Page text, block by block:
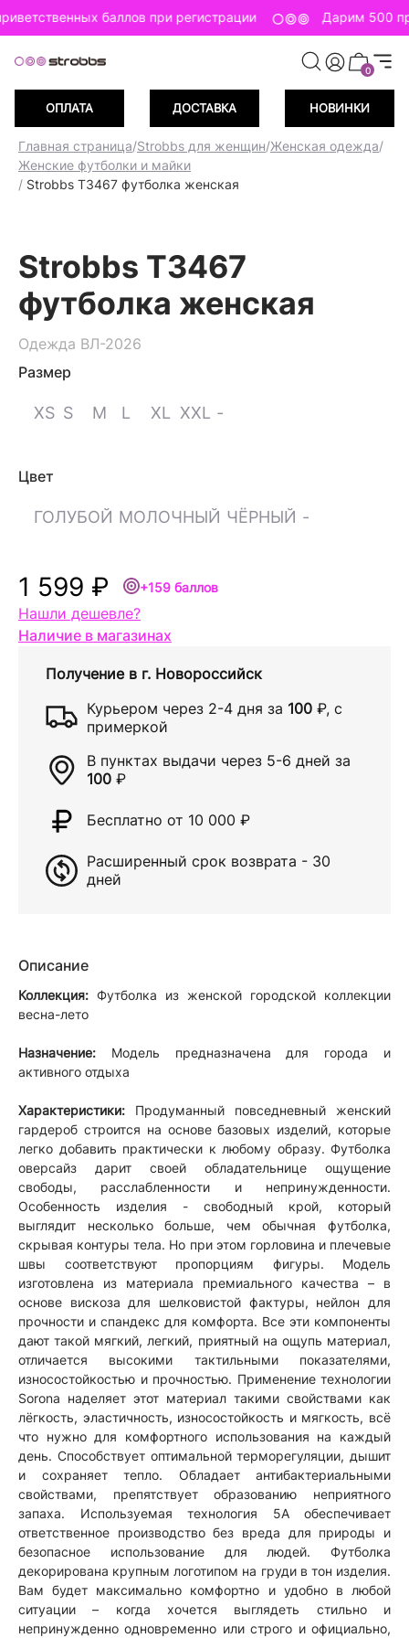
баллов при регистрации Дарим 500
0
ОПЛАТА ДОСТАВКА НОВИНКИ
Главная страница/Strobbs для женщин/Женская одежда/
Женские футболки и майки
/ Strobbs T3467 футболка женская
Strobbs T3467
футболка женская
Одежда ВЛ-2026
Размер
XS S M L XL XXL -
Цвет
ГОЛУБОЙ МОЛОЧНЫЙ ЧЁРНЫЙ -
1 599 ₽ +159 баллов
Нашли дешевле?
Наличие в магазинах
Получение в г. Новороссийск
Курьером через 2-4 дня за 100 ₽, с
примеркой
В пунктах выдачи через 5-6 дней за
100 ₽
Бесплатно от 10 000 ₽
Расширенный срок возврата - 30
дней
Описание
Коллекция: Футболка из женской городской коллекции
весна-лето
Назначение: Модель предназначена для города и
активного отдыха
Характеристики: Продуманный повседневный женский
гардероб строится на основе базовых изделий, которые
легко добавить практически к любому образу. Футболка
оверсайз дарит своей обладательнице ощущение
свободы, расслабленности и непринужденности.
Особенность изделия - свободный крой, который
выглядит несколько больше, чем обычная футболка,
скрывая контуры тела. Но при этом горловина и плечевые
швы соответствуют пропорциям фигуры. Модель
изготовлена из материала премиального качества – в
основе вискоза для шелковистой фактуры, нейлон для
прочности и спандекс для комфорта. Все эти компоненты
дают такой мягкий, легкий, приятный на ощупь материал,
отличается высокими тактильными показателями,
износостойкостью и прочностью. Применение технологии
Sorona наделяет этот материал такими свойствами как
лёгкость, эластичность, износостойкость и мягкость, всё
что нужно для комфортного использования на каждый
день. Способствует оптимальной терморегуляции, дышит
и сохраняет тепло. Обладает антибактериальными
свойствами, препятствует образованию неприятного
запаха. Используемая технология 5А обеспечивает
ответственное производство без вреда для природы и
безопасное использование для людей. Футболка
декорирована крупным логотипом на груди в тон изделия.
Вам будет максимально комфортно и удобно в любой
ситуации – когда хочется выглядеть стильно и
непринужденно одновременно или строго и официально,